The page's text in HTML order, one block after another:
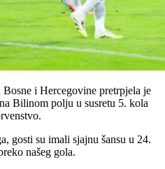
i Hercegovine pretrpjela je
Bilinom polju u susretu 5. kola
gosti su imali sjajnu šansu u 24.
našeg gola.